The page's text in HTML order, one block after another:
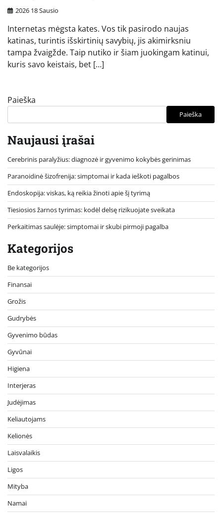
2026 18 Sausio
Internetas mėgsta kates. Vos tik pasirodo naujas
katinas, turintis išskirtinių savybių, jis akimirksniu
tampa žvaigžde. Taip nutiko ir šiam juokingam katinui,
kuris savo keistais, bet […]
Paieška
Paieška
Naujausi įrašai
Cerebrinis paralyžius: diagnozė ir gyvenimo kokybės gerinimas
Paranoidinė šizofrenija: simptomai ir kada ieškoti pagalbos
Endoskopija: viskas, ką reikia žinoti apie šį tyrimą
Tiesiosios žarnos tyrimas: kodėl delsę rizikuojate sveikata
Perkaitimas saulėje: simptomai ir skubi pirmoji pagalba
Kategorijos
Be kategorijos
Finansai
Grožis
Gudrybės
Gyvenimo būdas
Gyvūnai
Higiena
Interjeras
Judėjimas
Keliautojams
Kelionės
Laisvalaikis
Ligos
Mityba
Namai